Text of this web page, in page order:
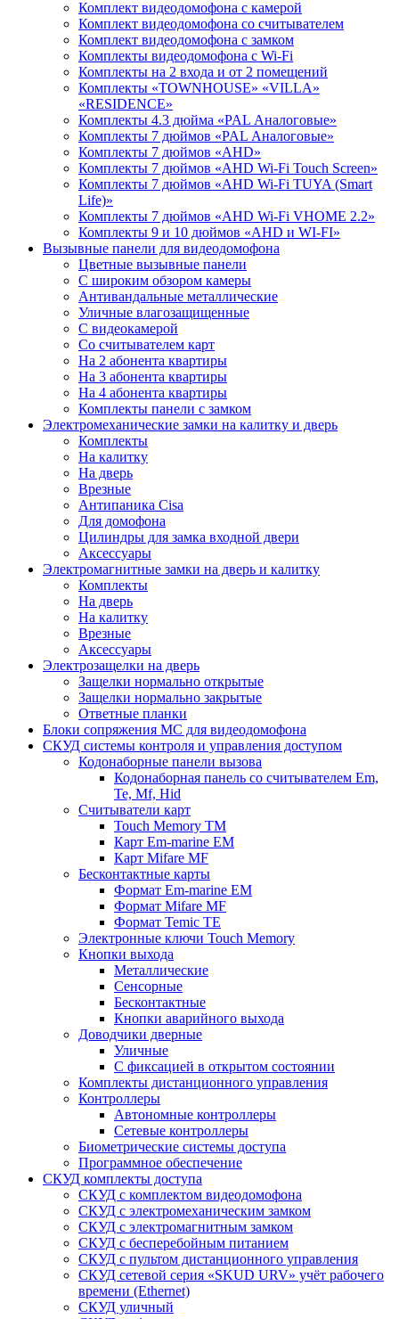
Комплект видеодомофона с камерой
Комплект видеодомофона со считывателем
Комплект видеодомофона c замком
Комплекты видеодомофона с Wi-Fi
Комплекты на 2 входа и от 2 помещений
Комплекты «TOWNHOUSE» «VILLA»
«RESIDENCE»
Комплекты 4.3 дюйма «PAL Аналоговые»
Комплекты 7 дюймов «PAL Аналоговые»
Комплекты 7 дюймов «AHD»
Комплекты 7 дюймов «AHD Wi-Fi Touch Screen»
Комплекты 7 дюймов «AHD Wi-Fi TUYA (Smart
Life)»
Комплекты 7 дюймов «AHD Wi-Fi VHOME 2.2»
Комплекты 9 и 10 дюймов «AHD и WI-FI»
Вызывные панели для видеодомофона
Цветные вызывные панели
С широким обзором камеры
Антивандальные металлические
Уличные влагозащищенные
С видеокамерой
Со считывателем карт
На 2 абонента квартиры
На 3 абонента квартиры
На 4 абонента квартиры
Комплекты панели с замком
Электромеханические замки на калитку и дверь
Комплекты
На калитку
На дверь
Врезные
Антипаника Cisa
Для домофона
Цилиндры для замка входной двери
Аксессуары
Электромагнитные замки на дверь и калитку
Комплекты
На дверь
На калитку
Врезные
Аксессуары
Электрозащелки на дверь
Защелки нормально открытые
Защелки нормально закрытые
Ответные планки
Блоки сопряжения МС для видеодомофона
СКУД системы контроля и управления доступом
Кодонаборные панели вызова
Кодонаборная панель со считывателем Em,
Te, Mf, Hid
Считыватели карт
Touch Memory TM
Карт Em-marine EM
Карт Mifare MF
Бесконтактные карты
Формат Em-marine EM
Формат Mifare MF
Формат Temic TE
Электронные ключи Touch Memory
Кнопки выхода
Металлические
Сенсорные
Бесконтактные
Кнопки аварийного выхода
Доводчики дверные
Уличные
С фиксацией в открытом состоянии
Комплекты дистанционного управления
Контроллеры
Автономные контроллеры
Сетевые контроллеры
Биометрические системы доступа
Программное обеспечение
СКУД комплекты доступа
СКУД с комплектом видеодомофона
СКУД с электромеханическим замком
СКУД с электромагнитным замком
СКУД с бесперебойным питанием
СКУД с пультом дистанционного управления
СКУД сетевой серия «SKUD URV» учёт рабочего
времени (Ethernet)
СКУД уличный